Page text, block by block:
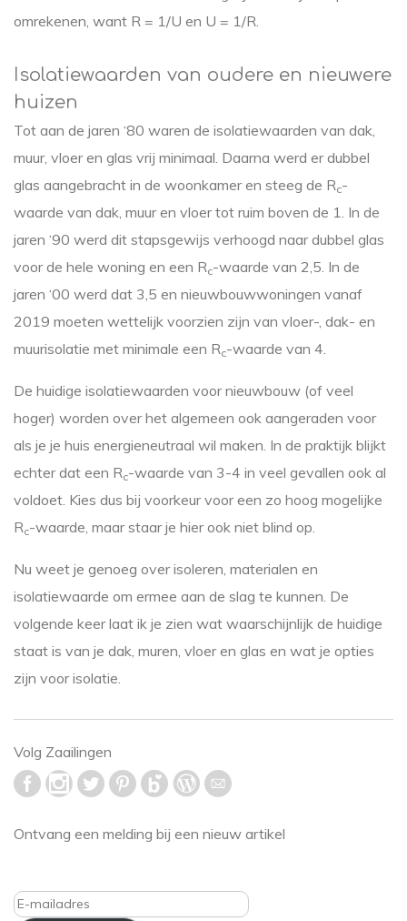
omrekenen, want R = 1/U en U = 1/R.
Isolatiewaarden van oudere en nieuwere
huizen
Tot aan de jaren ‘80 waren de isolatiewaarden van dak,
muur, vloer en glas vrij minimaal. Daarna werd er dubbel
glas aangebracht in de woonkamer en steeg de Rc-
waarde van dak, muur en vloer tot ruim boven de 1. In de
jaren ‘90 werd dit stapsgewijs verhoogd naar dubbel glas
voor de hele woning en een Rc-waarde van 2,5. In de
jaren ‘00 werd dat 3,5 en nieuwbouwwoningen vanaf
2019 moeten wettelijk voorzien zijn van vloer-, dak- en
muurisolatie met minimale een Rc-waarde van 4.
De huidige isolatiewaarden voor nieuwbouw (of veel
hoger) worden over het algemeen ook aangeraden voor
als je je huis energieneutraal wil maken. In de praktijk blijkt
echter dat een Rc-waarde van 3-4 in veel gevallen ook al
voldoet. Kies dus bij voorkeur voor een zo hoog mogelijke
Rc-waarde, maar staar je hier ook niet blind op.
Nu weet je genoeg over isoleren, materialen en
isolatiewaarde om ermee aan de slag te kunnen. De
volgende keer laat ik je zien wat waarschijnlijk de huidige
staat is van je dak, muren, vloer en glas en wat je opties
zijn voor isolatie.
Volg Zaailingen
Ontvang een melding bij een nieuw artikel
E-